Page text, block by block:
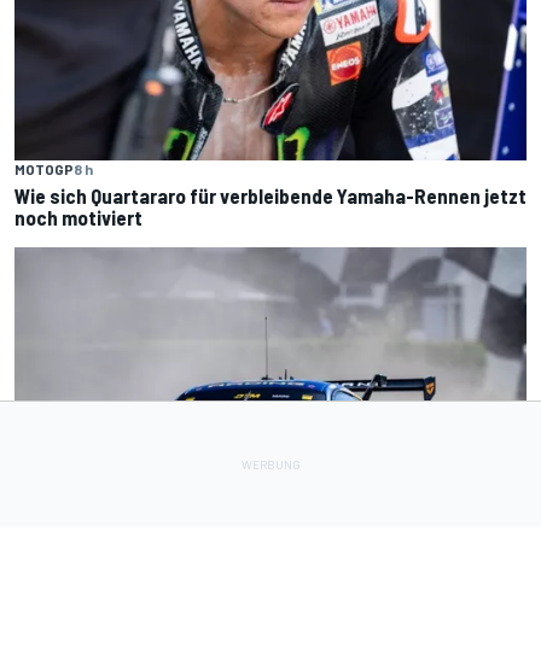
MOTOGP8 h
Wie sich Quartararo für verbleibende Yamaha-Rennen jetzt
noch motiviert